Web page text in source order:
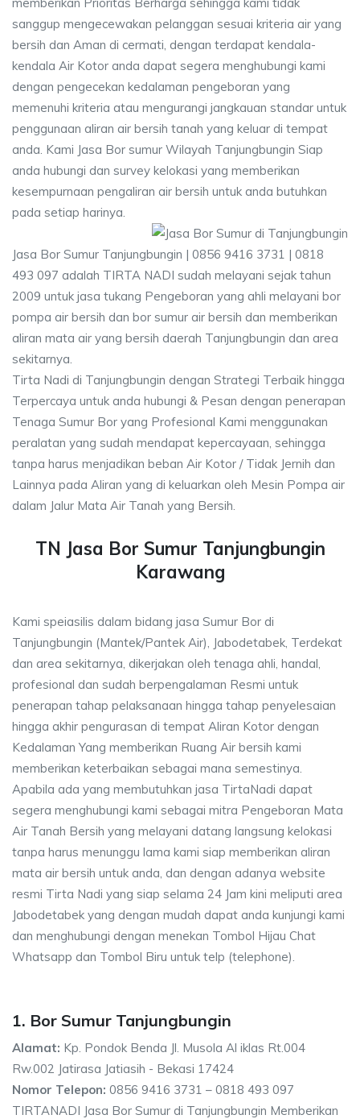
sanggup mengecewakan pelanggan sesuai kriteria air yang
bersih dan Aman di cermati, dengan terdapat kendala-
kendala Air Kotor anda dapat segera menghubungi kami
dengan pengecekan kedalaman pengeboran yang
memenuhi kriteria atau mengurangi jangkauan standar untuk
penggunaan aliran air bersih tanah yang keluar di tempat
anda. Kami Jasa Bor sumur Wilayah Tanjungbungin Siap
anda hubungi dan survey kelokasi yang memberikan
kesempurnaan pengaliran air bersih untuk anda butuhkan
pada setiap harinya.
Jasa Bor Sumur Tanjungbungin | 0856 9416 3731 | 0818
493 097 adalah TIRTA NADI sudah melayani sejak tahun
2009 untuk jasa tukang Pengeboran yang ahli melayani bor
pompa air bersih dan bor sumur air bersih dan memberikan
aliran mata air yang bersih daerah Tanjungbungin dan area
sekitarnya.
Tirta Nadi di Tanjungbungin dengan Strategi Terbaik hingga
Terpercaya untuk anda hubungi & Pesan dengan penerapan
Tenaga Sumur Bor yang Profesional Kami menggunakan
peralatan yang sudah mendapat kepercayaan, sehingga
tanpa harus menjadikan beban Air Kotor / Tidak Jernih dan
Lainnya pada Aliran yang di keluarkan oleh Mesin Pompa air
dalam Jalur Mata Air Tanah yang Bersih.
TN Jasa Bor Sumur Tanjungbungin
Karawang
Kami speiasilis dalam bidang jasa Sumur Bor di
Tanjungbungin (Mantek/Pantek Air), Jabodetabek, Terdekat
dan area sekitarnya, dikerjakan oleh tenaga ahli, handal,
profesional dan sudah berpengalaman Resmi untuk
penerapan tahap pelaksanaan hingga tahap penyelesaian
hingga akhir pengurasan di tempat Aliran Kotor dengan
Kedalaman Yang memberikan Ruang Air bersih kami
memberikan keterbaikan sebagai mana semestinya.
Apabila ada yang membutuhkan jasa TirtaNadi dapat
segera menghubungi kami sebagai mitra Pengeboran Mata
Air Tanah Bersih yang melayani datang langsung kelokasi
tanpa harus menunggu lama kami siap memberikan aliran
mata air bersih untuk anda, dan dengan adanya website
resmi Tirta Nadi yang siap selama 24 Jam kini meliputi area
Jabodetabek yang dengan mudah dapat anda kunjungi kami
dan menghubungi dengan menekan Tombol Hijau Chat
Whatsapp dan Tombol Biru untuk telp (telephone).
1. Bor Sumur Tanjungbungin
Alamat: Kp. Pondok Benda Jl. Musola Al iklas Rt.004
Rw.002 Jatirasa Jatiasih - Bekasi 17424
Nomor Telepon: 0856 9416 3731 – 0818 493 097
TIRTANADI Jasa Bor Sumur di Tanjungbungin Memberikan